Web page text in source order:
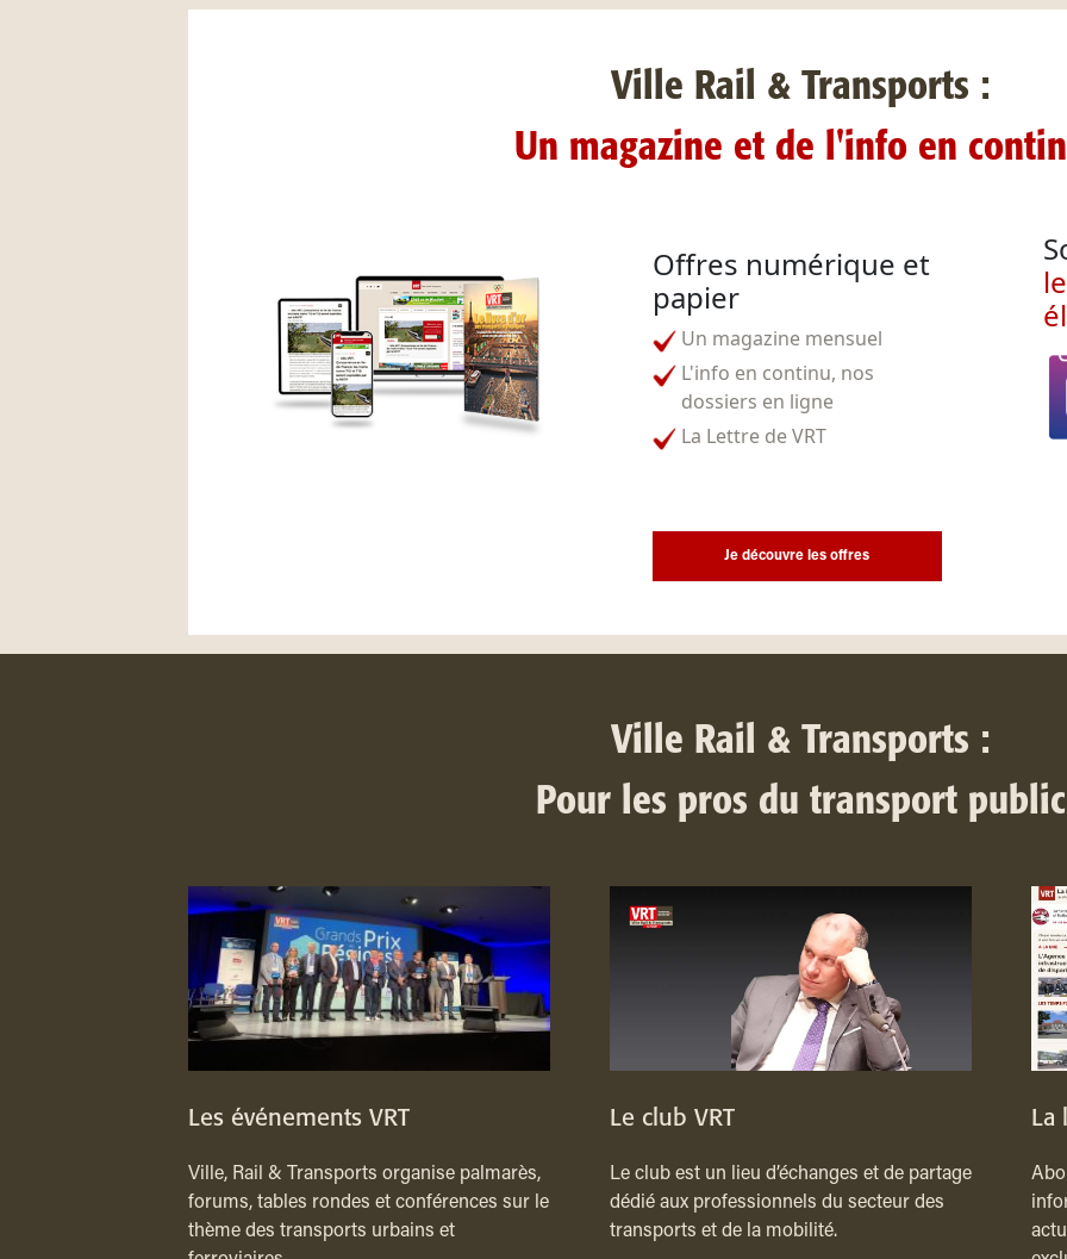
Ville Rail & Transports :
Un magazine et de l'info en
Offres numérique et
papier
Un magazine mensuel
L'info en continu, nos
dossiers en ligne
La Lettre de VRT
Je découvre les offres
Ville Rail & Transports :
Pour les pros du transport public
Les événements VRT
Ville, Rail & Transports organise palmarès,
forums, tables rondes et conférences sur le
thème des transports urbains et
Le club VRT
Le club est un lieu d’échanges et de partage
dédié aux professionnels du secteur des
transports et de la mobilité.
La